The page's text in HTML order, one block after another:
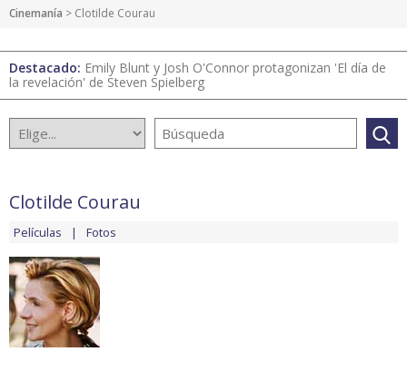
Cinemanía > Clotilde Courau
Destacado: Emily Blunt y Josh O'Connor protagonizan 'El día de
la revelación' de Steven Spielberg
Clotilde Courau
Películas Fotos